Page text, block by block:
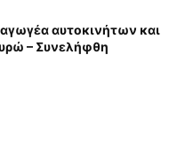
αυτοκινήτων και
– Συνελήφθη